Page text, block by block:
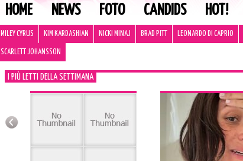
HOME NEWS FOTO CANDIDS HOT!
MILEY CYRUS KIM KARDASHIAN NICKI MINAJ BRAD PITT LEONARDO DI CAPRIO
SCARLETT JOHANSSON
I PIÙ LETTI DELLA SETTIMANA